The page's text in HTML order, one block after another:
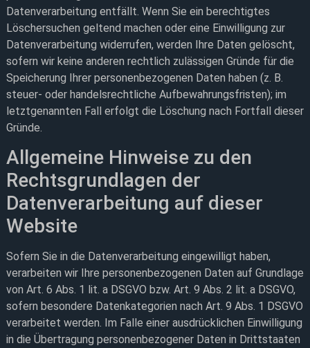
Datenverarbeitung entfällt. Wenn Sie ein berechtigtes
Löschersuchen geltend machen oder eine Einwilligung zur
Datenverarbeitung widerrufen, werden Ihre Daten gelöscht,
sofern wir keine anderen rechtlich zulässigen Gründe für die
Speicherung Ihrer personenbezogenen Daten haben (z. B.
steuer- oder handelsrechtliche Aufbewahrungsfristen); im
letztgenannten Fall erfolgt die Löschung nach Fortfall dieser
Gründe.
Allgemeine Hinweise zu den
Rechtsgrundlagen der
Datenverarbeitung auf dieser
Website
Sofern Sie in die Datenverarbeitung eingewilligt haben,
verarbeiten wir Ihre personenbezogenen Daten auf Grundlage
von Art. 6 Abs. 1 lit. a DSGVO bzw. Art. 9 Abs. 2 lit. a DSGVO,
sofern besondere Datenkategorien nach Art. 9 Abs. 1 DSGVO
verarbeitet werden. Im Falle einer ausdrücklichen Einwilligung
in die Übertragung personenbezogener Daten in Drittstaaten